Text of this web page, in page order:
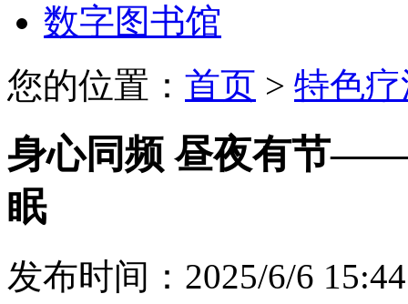
数字图书馆
您的位置： 首页 > 特色
身心同频 昼夜有节——
眠
发布时间：2025/6/6